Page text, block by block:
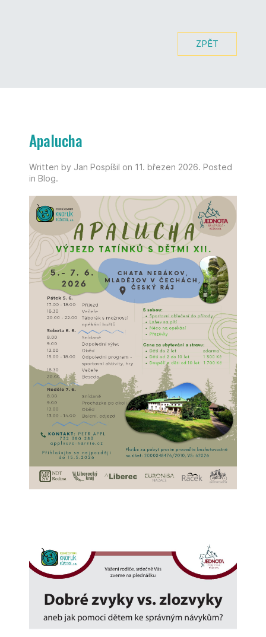
ZPĚT
Apalucha
Written by Jan Pospíšil on 11. březen 2026. Posted
in Blog.